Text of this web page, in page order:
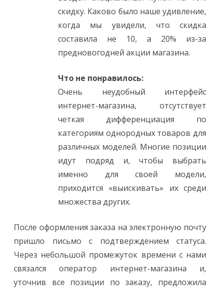
скидку. Каково было наше удивление,
когда мы увидели, что скидка
составила не 10, а 20% из-за
предновогодней акции магазина.
Что не понравилось:
Очень неудобный интерфейс
интернет-магазина, отсутствует
четкая дифференциация по
категориям однородных товаров для
различных моделей. Многие позиции
идут подряд и, чтобы выбрать
именно для своей модели,
приходится «выискивать» их среди
множества других.
После оформления заказа на электронную почту
пришло письмо с подтверждением статуса.
Через небольшой промежуток времени с нами
связался оператор интернет-магазина и,
уточнив все позиции по заказу, предложила